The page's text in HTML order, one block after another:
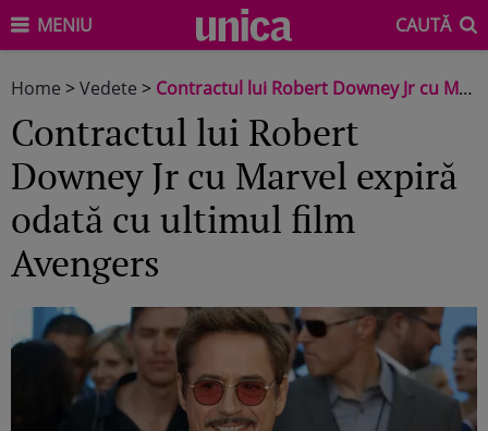
MENIU CAUTĂ
Home >Vedete > Contractul lui Robert Downey Jr cu Marvel expiră odată cu ultimul film Avengers
Contractul lui Robert
Downey Jr cu Marvel expiră
odată cu ultimul film
Avengers